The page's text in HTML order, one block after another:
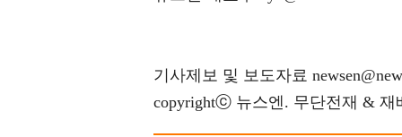
기사제보 및 보도자료
copyrightⓒ 뉴스엔. 무단전재 & 재